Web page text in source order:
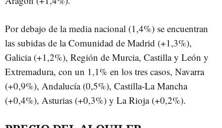
Por debajo de la media nacional (1,4%) se encuentran
las subidas de la Comunidad de Madrid (+1,3%),
Galicia (+1,2%), Región de Murcia, Castilla y León y
Extremadura, con un 1,1% en los tres casos, Navarra
(+0,9%), Andalucía (0,5%), Castilla-La Mancha
(+0,4%), Asturias (+0,3%) y La Rioja (+0,2%).